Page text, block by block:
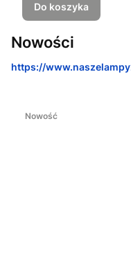
Do koszyka
Nowości
https://
Nowość